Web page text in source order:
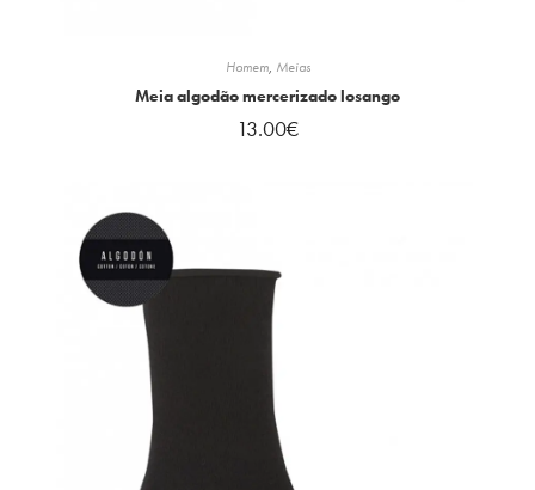
Homem, Meias
Meia algodão mercerizado losango
13.00€